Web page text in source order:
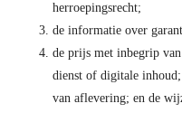
herroepingsrecht;
de informatie over
de prijs met inbegrip
dienst of digitale
van aflevering; en de